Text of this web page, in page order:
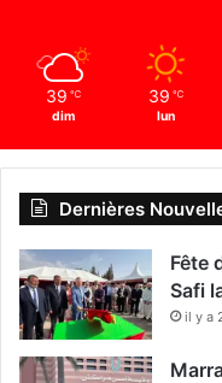
39 ℃
dim
39 ℃
lun
Dernières
Fête
Safi
il y a